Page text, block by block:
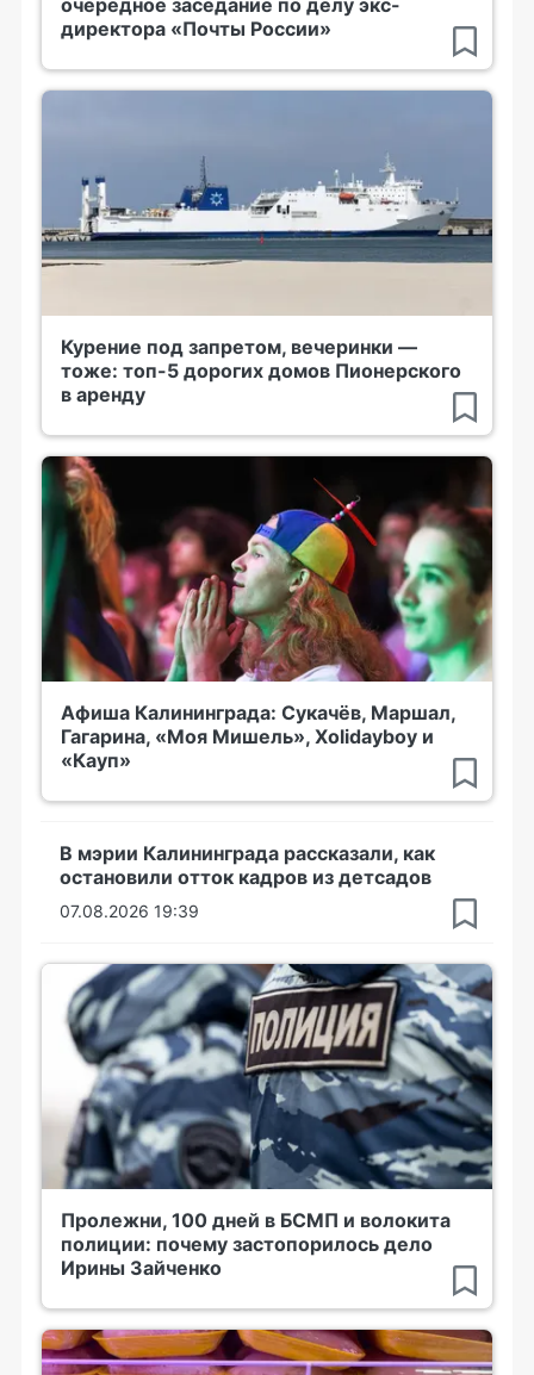
очередное заседание по делу экс-
директора «Почты России»
Курение под запретом, вечеринки —
тоже: топ-5 дорогих домов Пионерского
в аренду
Афиша Калининграда: Сукачёв, Маршал,
Гагарина, «Моя Мишель», Xolidayboy и
«Кауп»
В мэрии Калининграда рассказали, как
остановили отток кадров из детсадов
07.08.2026 19:39
Пролежни, 100 дней в БСМП и волокита
полиции: почему застопорилось дело
Ирины Зайченко